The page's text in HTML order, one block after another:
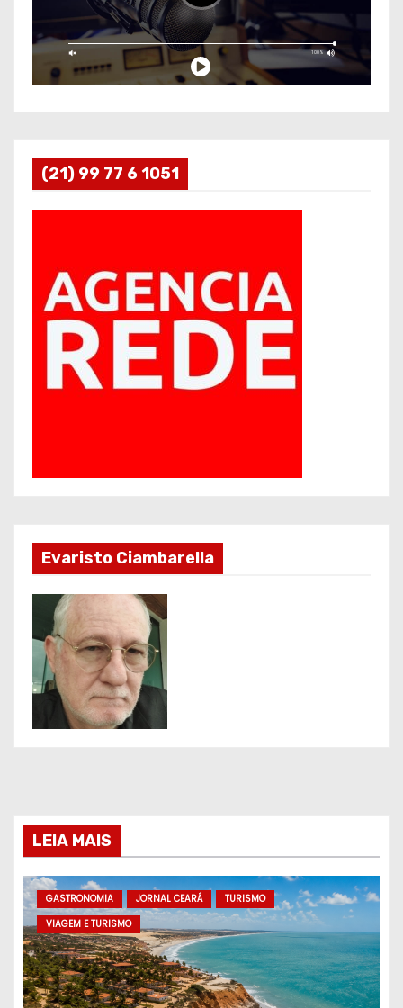
(21) 99 77 6 1051
Evaristo Ciambarella
LEIA MAIS
GASTRONOMIA JORNAL CEARÁ
TURISMO
VIAGEM E TURISMO